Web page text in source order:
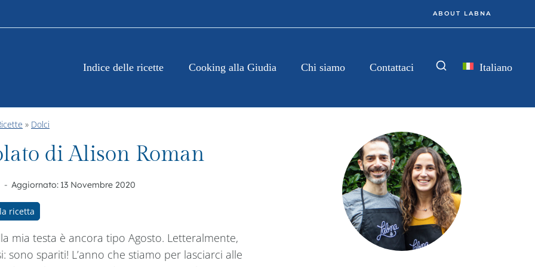
ABOUT LABNA
Indice delle ricette Cooking alla Giudia Chi siamo Contattaci Italiano
» Dolci
di Alison Roman
Aggiornato: 13 Novembre 2020
ricetta
mia testa è ancora tipo Agosto. Letteralmente,
spariti! L’anno che stiamo per lasciarci alle